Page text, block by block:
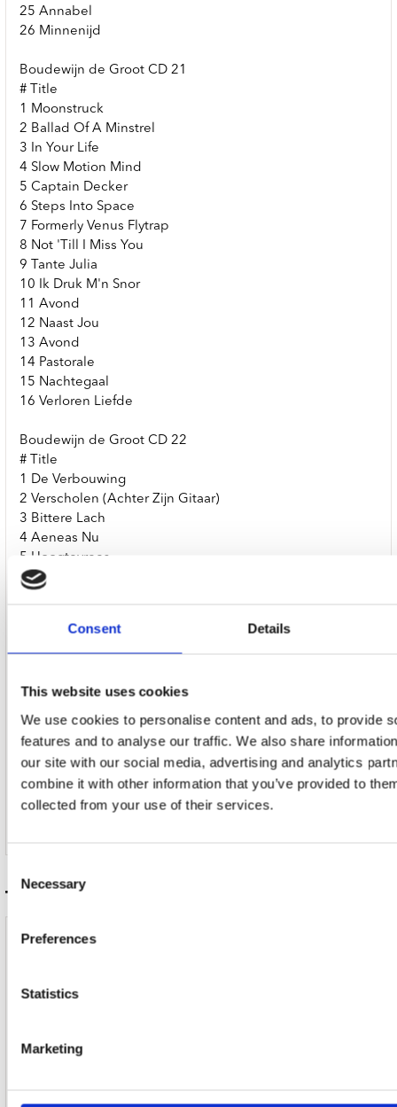
Consent Details
This website uses cookies
We use cookies to personalise content and ads, to provide
features and to analyse our traffic. We also share
our site with our social media, advertising and analytics
combine it with other information that you’ve provided to
collected from your use of their services.
Selection
Necessary
Preferences
Statistics
Marketing
25 Annabel
26 Minnenijd
Boudewijn de Groot CD 21
# Title
1 Moonstruck
2 Ballad Of A Minstrel
3 In Your Life
4 Slow Motion Mind
5 Captain Decker
6 Steps Into Space
7 Formerly Venus Flytrap
8 Not 'Till I Miss You
9 Tante Julia
10 Ik Druk M'n Snor
11 Avond
12 Naast Jou
13 Avond
14 Pastorale
15 Nachtegaal
16 Verloren Liefde
Boudewijn de Groot CD 22
# Title
1 De Verbouwing
2 Verscholen (Achter Zijn Gitaar)
3 Bittere Lach
4 Aeneas Nu
5 Hoogtevrees
6 Hoogtevrees In Babylon
9 Scherven
10 Afscheid
12 Het Jagen Voorbij
13 De Roeiboot En Ik
14 Die Ik Bemin
15 Het Behouden Huis
16 Oevers
17 Berlijn
18 Verloren En Gewonnen
Tracks
Disc 1